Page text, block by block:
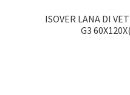
ISOVER LANA DI
G3